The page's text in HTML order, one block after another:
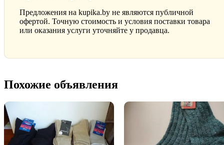
Предложения на kupika.by не являются публичной
офертой. Точную стоимость и условия поставки товара
или оказания услуги уточняйте у продавца.
Похожие объявления